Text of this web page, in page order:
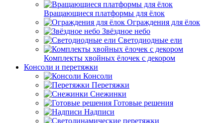
Вращающиеся платформы для ёлок
Ограждения для ёлок
Звёздное небо
Светодиодные ели
Комплекты хвойных ёлочек с декором
Консоли и перетяжки
Консоли
Перетяжки
Снежинки
Готовые решения
Надписи